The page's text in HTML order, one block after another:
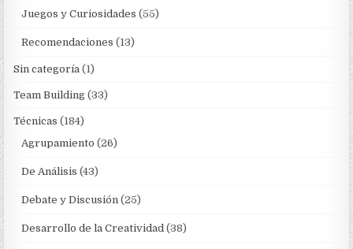
Juegos y Curiosidades (55)
Recomendaciones (13)
Sin categoría (1)
Team Building (33)
Técnicas (184)
Agrupamiento (26)
De Análisis (43)
Debate y Discusión (25)
Desarrollo de la Creatividad (38)